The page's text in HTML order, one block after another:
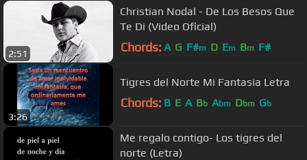
2:51
Christian Nodal - De Los Besos Que
Te Di (Video Oficial)
Chords: A G F#m D Em Bm F#
3:26
Tigres del Norte Mi Fantasia Letra
Chords: B E A Bb Abm Dbm Gb
Me regalo contigo- Los tigres del
norte (Letra)